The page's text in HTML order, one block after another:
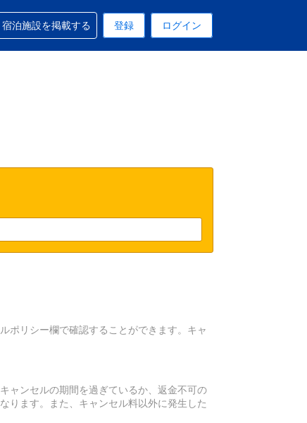
中の表示通貨は円です
選択中の言語は日本語です
に関するサポートを受けられます
宿泊施設を掲載する 登録 ログイン
ポリシー欄で確認することができます。キャ
ャンセルの期間を過ぎているか、返金不可の
ります。また、キャンセル料以外に発生した